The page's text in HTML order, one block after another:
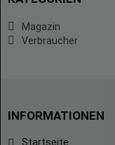
Magazin
Verbraucher
INFORMATIONEN
Startseite